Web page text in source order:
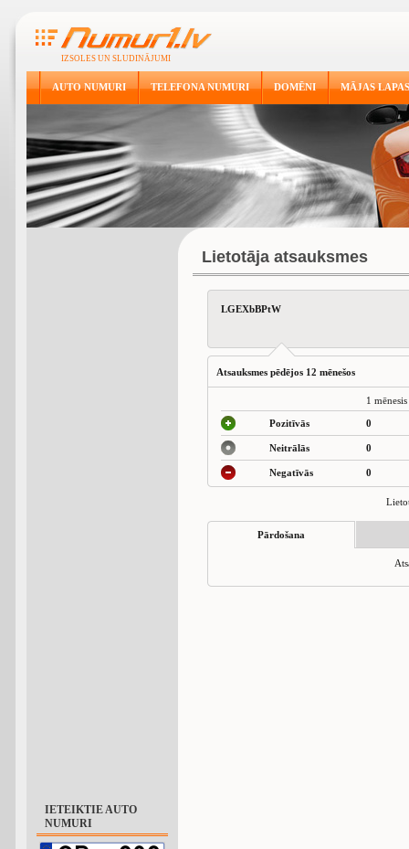
IZSOLES UN SLUDINĀJUMI
AUTO NUMURI TELEFONA NUMURI DOMĒNI MĀJAS LAPAS
IETEIKTIE AUTO
NUMURI
Lietotāja atsauksmes
LGEXbBPtW
Atsauksmes pēdējos 12 mēnešos
1 mēnesis
Pozitīvās 0
Neitrālās 0
Negatīvās 0
Pārdošana